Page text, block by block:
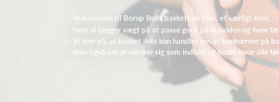
Velkommen til Borup Bulls basketball klub, et særligt sted,
hvor vi lægger vægt på at passe godt på hinanden og hvor
Vi tror på, at basket ikke kun handler om at konkurrere på
men også om at udvikle sig som individ og team, hvor alle